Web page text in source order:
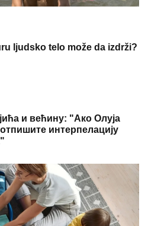
ljudsko telo može da izdrži?
и већину: "Ако Олуја
интерпелацију